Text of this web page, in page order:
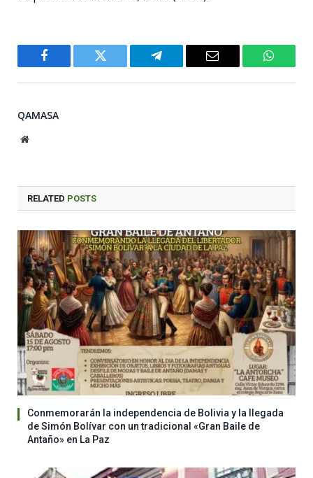
Facebook Twitter Telegram Email
QAMASA
Website
RELATED POSTS
Conmemorarán la independencia de Bolivia y la llegada
de Simón Bolívar con un tradicional «Gran Baile de
Antaño» en La Paz